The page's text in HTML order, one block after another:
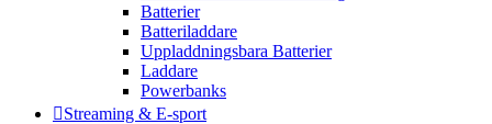
Batterier
Batteriladdare
Uppladdningsbara Batterier
Laddare
Powerbanks
Streaming & E-sport